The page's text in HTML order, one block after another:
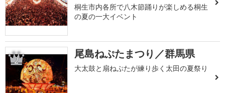
桐生市内各所で八木節踊りが楽しめる桐生
の夏の一大イベント
2 尾島ねぷたまつり／群馬県
大太鼓と扇ねぷたが練り歩く太田の夏祭り